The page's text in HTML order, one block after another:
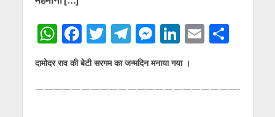
W
h
at
s
F
ac
e
b
T
w
itt
er
T
el
e
gr
M
e
ss
e
Li
n
k
e
E
l
S
e
दामोदर राव की बेटी सरगम का जन्मदिन मनाया गया ।
——————————————————————-